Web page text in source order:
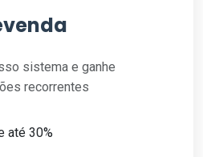
sistema e ganhe
recorrentes
até 30%